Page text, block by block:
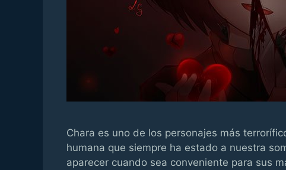
Chara es uno de los personajes más
humana que siempre ha estado a nuestra
aparecer cuando sea conveniente para sus